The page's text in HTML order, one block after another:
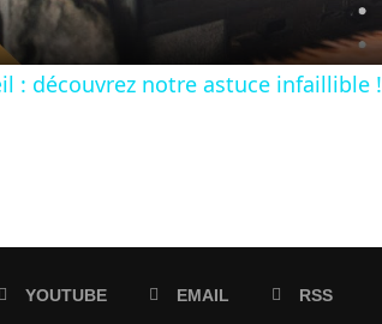
: découvrez notre astuce infaillible !
YOUTUBE EMAIL RSS